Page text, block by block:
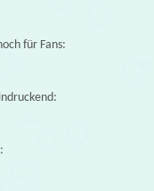
für Fans: